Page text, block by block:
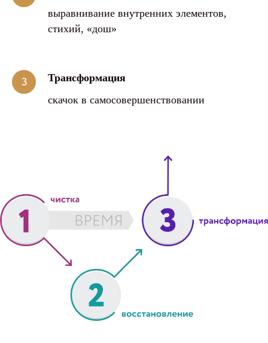
выравнивание внутренних элементов,
стихий, «дош»
Трансформация
скачок в самосовершенствовании